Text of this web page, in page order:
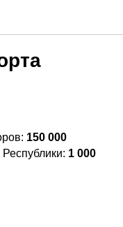
150 000
1 000